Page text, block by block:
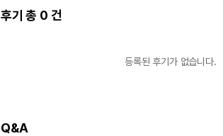
후기 총 0 건
등록된 후기가 없습니다.
Q&A